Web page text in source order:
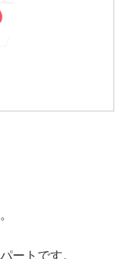
ートです。